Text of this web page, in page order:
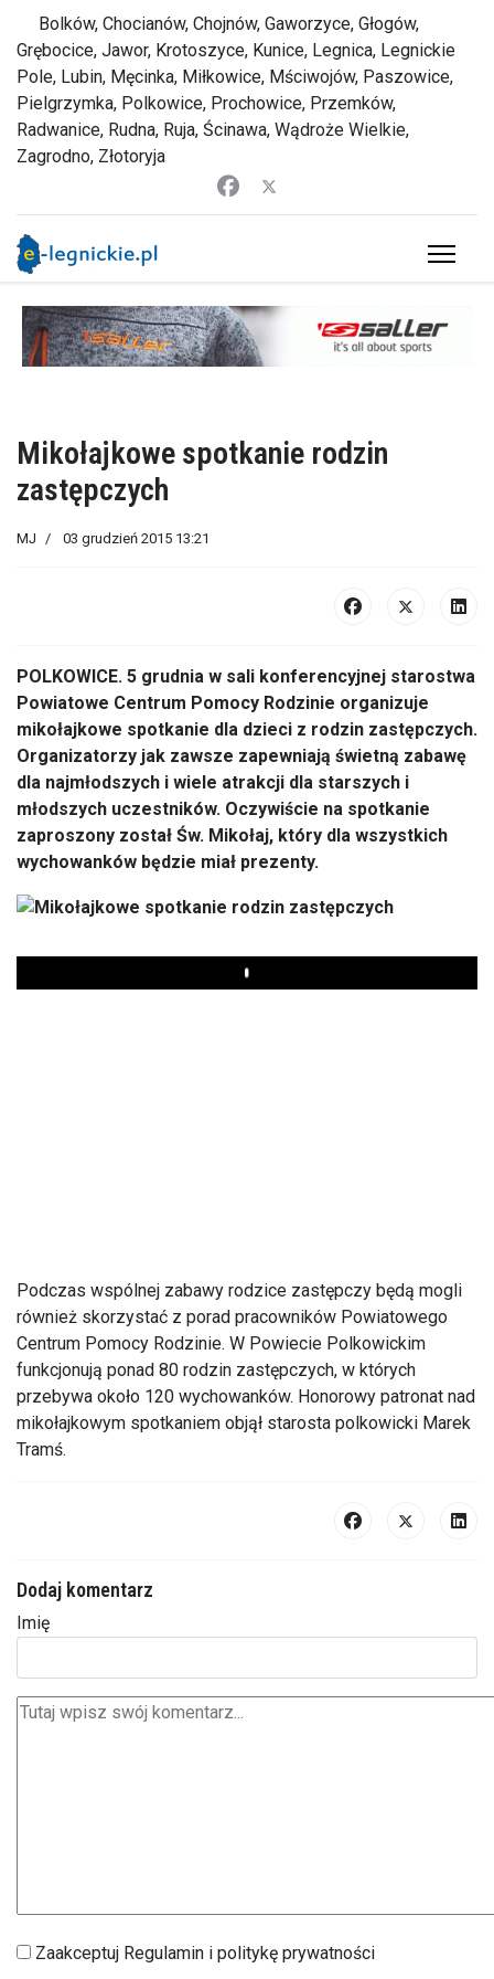
Bolków, Chocianów, Chojnów, Gaworzyce, Głogów,
Grębocice, Jawor, Krotoszyce, Kunice, Legnica, Legnickie
Pole, Lubin, Męcinka, Miłkowice, Mściwojów, Paszowice,
Pielgrzymka, Polkowice, Prochowice, Przemków,
Radwanice, Rudna, Ruja, Ścinawa, Wądroże Wielkie,
Zagrodno, Złotoryja
Mikołajkowe spotkanie rodzin
zastępczych
MJ 03 grudzień 2015 13:21
POLKOWICE. 5 grudnia w sali konferencyjnej starostwa
Powiatowe Centrum Pomocy Rodzinie organizuje
mikołajkowe spotkanie dla dzieci z rodzin zastępczych.
Organizatorzy jak zawsze zapewniają świetną zabawę
dla najmłodszych i wiele atrakcji dla starszych i
młodszych uczestników. Oczywiście na spotkanie
zaproszony został Św. Mikołaj, który dla wszystkich
wychowanków będzie miał prezenty.
Play
Podczas wspólnej zabawy rodzice zastępczy będą mogli
również skorzystać z porad pracowników Powiatowego
Centrum Pomocy Rodzinie. W Powiecie Polkowickim
funkcjonują ponad 80 rodzin zastępczych, w których
przebywa około 120 wychowanków. Honorowy patronat nad
mikołajkowym spotkaniem objął starosta polkowicki Marek
Tramś.
Dodaj komentarz
Imię
Zaakceptuj Regulamin i politykę prywatności